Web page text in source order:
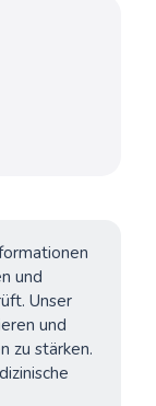
und
Unser
und
zu stärken.